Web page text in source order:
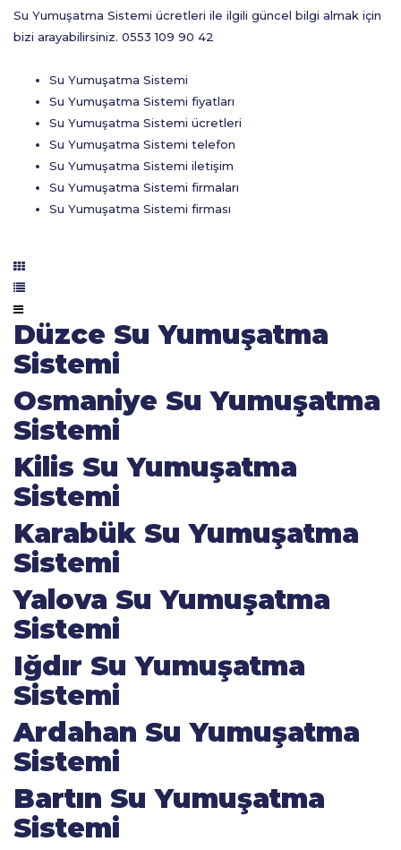
Su Yumuşatma Sistemi ücretleri ile ilgili güncel bilgi almak için
bizi arayabilirsiniz. 0553 109 90 42
Su Yumuşatma Sistemi
Su Yumuşatma Sistemi fiyatları
Su Yumuşatma Sistemi ücretleri
Su Yumuşatma Sistemi telefon
Su Yumuşatma Sistemi iletişim
Su Yumuşatma Sistemi firmaları
Su Yumuşatma Sistemi firması
Düzce Su Yumuşatma
Sistemi
Osmaniye Su Yumuşatma
Sistemi
Kilis Su Yumuşatma
Sistemi
Karabük Su Yumuşatma
Sistemi
Yalova Su Yumuşatma
Sistemi
Iğdır Su Yumuşatma
Sistemi
Ardahan Su Yumuşatma
Sistemi
Bartın Su Yumuşatma
Sistemi